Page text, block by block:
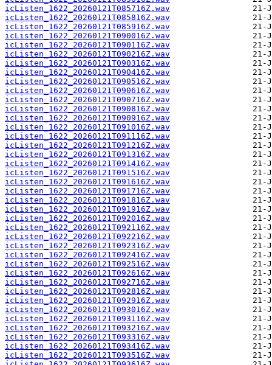
icListen_1622_20260121T085716Z.wav
icListen_1622_20260121T085816Z.wav
icListen_1622_20260121T085916Z.wav
icListen_1622_20260121T090016Z.wav
icListen_1622_20260121T090116Z.wav
icListen_1622_20260121T090216Z.wav
icListen_1622_20260121T090316Z.wav
icListen_1622_20260121T090416Z.wav
icListen_1622_20260121T090516Z.wav
icListen_1622_20260121T090616Z.wav
icListen_1622_20260121T090716Z.wav
icListen_1622_20260121T090816Z.wav
icListen_1622_20260121T090916Z.wav
icListen_1622_20260121T091016Z.wav
icListen_1622_20260121T091116Z.wav
icListen_1622_20260121T091216Z.wav
icListen_1622_20260121T091316Z.wav
icListen_1622_20260121T091416Z.wav
icListen_1622_20260121T091516Z.wav
icListen_1622_20260121T091616Z.wav
icListen_1622_20260121T091716Z.wav
icListen_1622_20260121T091816Z.wav
icListen_1622_20260121T091916Z.wav
icListen_1622_20260121T092016Z.wav
icListen_1622_20260121T092116Z.wav
icListen_1622_20260121T092216Z.wav
icListen_1622_20260121T092316Z.wav
icListen_1622_20260121T092416Z.wav
icListen_1622_20260121T092516Z.wav
icListen_1622_20260121T092616Z.wav
icListen_1622_20260121T092716Z.wav
icListen_1622_20260121T092816Z.wav
icListen_1622_20260121T092916Z.wav
icListen_1622_20260121T093016Z.wav
icListen_1622_20260121T093116Z.wav
icListen_1622_20260121T093216Z.wav
icListen_1622_20260121T093316Z.wav
icListen_1622_20260121T093416Z.wav
icListen_1622_20260121T093516Z.wav